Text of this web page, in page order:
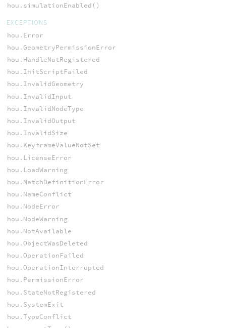
hou.simulationEnabled()
EXCEPTIONS
hou.Error
hou.GeometryPermissionError
hou.HandleNotRegistered
hou.InitScriptFailed
hou.InvalidGeometry
hou.InvalidInput
hou.InvalidNodeType
hou.InvalidOutput
hou.InvalidSize
hou.KeyframeValueNotSet
hou.LicenseError
hou.LoadWarning
hou.MatchDefinitionError
hou.NameConflict
hou.NodeError
hou.NodeWarning
hou.NotAvailable
hou.ObjectWasDeleted
hou.OperationFailed
hou.OperationInterrupted
hou.PermissionError
hou.StateNotRegistered
hou.SystemExit
hou.TypeConflict